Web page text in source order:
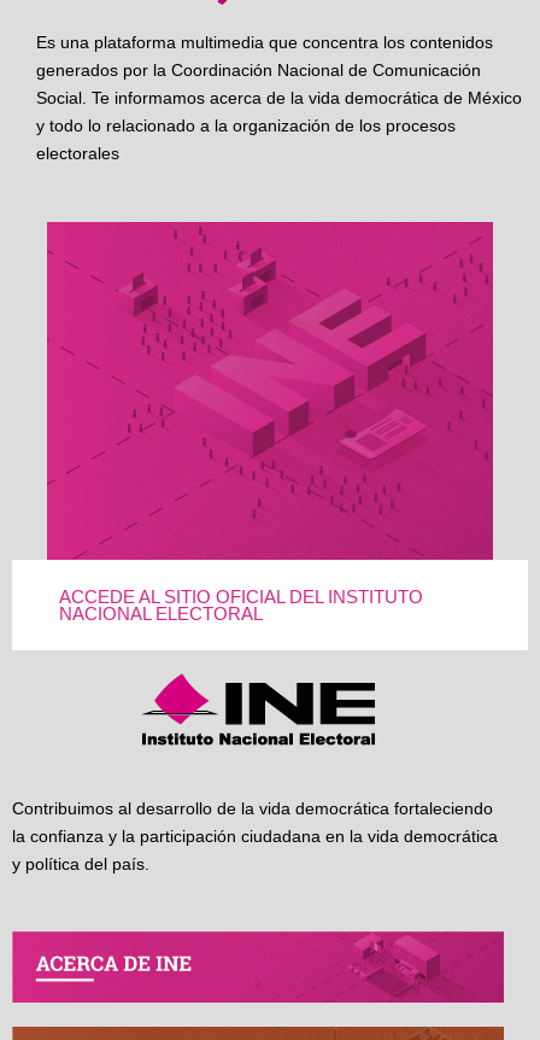
Es una plataforma multimedia que concentra los contenidos
generados por la Coordinación Nacional de Comunicación
Social. Te informamos acerca de la vida democrática de México
y todo lo relacionado a la organización de los procesos
electorales
ACCEDE AL SITIO OFICIAL DEL INSTITUTO
NACIONAL ELECTORAL
Contribuimos al desarrollo de la vida democrática fortaleciendo
la confianza y la participación ciudadana en la vida democrática
y política del país.